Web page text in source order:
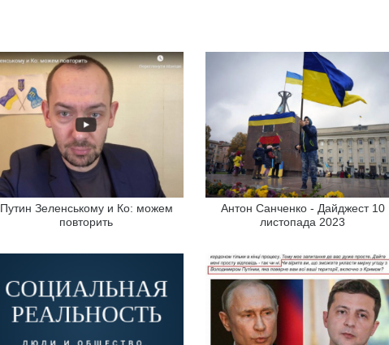
Путин Зеленському и Ко: можем
повторить
Антон Санченко - Дайджест 10
листопада 2023